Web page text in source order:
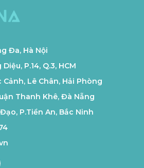
Đa, Hà Nội
P.14, Q.3, HCM
Lê Chân, Hải Phòng
Thanh Khê, Đà Nẵng
P.Tiền An, Bắc Ninh